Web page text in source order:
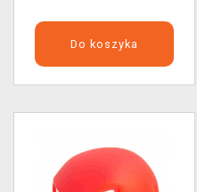
Do koszyka